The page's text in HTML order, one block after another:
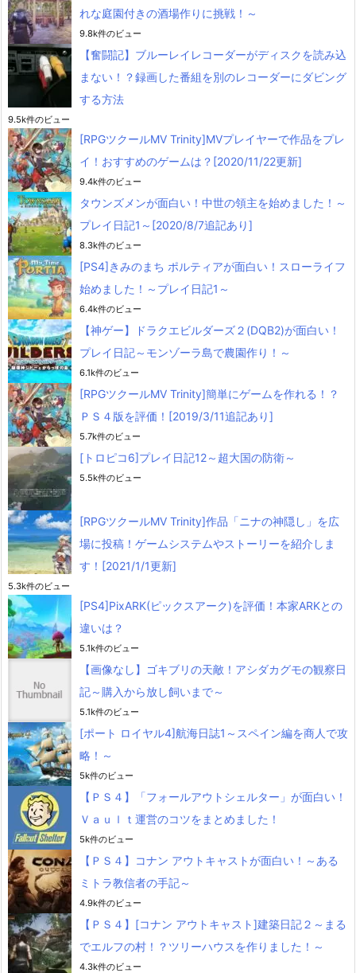
れな庭園付きの酒場作りに挑戦！～
9.8k件のビュー
【奮闘記】ブルーレイレコーダーがディスクを読み込
まない！？録画した番組を別のレコーダーにダビング
する方法
9.5k件のビュー
[RPGツクールMV Trinity]MVプレイヤーで作品をプレ
イ！おすすめのゲームは？[2020/11/22更新]
9.4k件のビュー
タウンズメンが面白い！中世の領主を始めました！～
プレイ日記1～[2020/8/7追記あり]
8.3k件のビュー
[PS4]きみのまち ポルティアが面白い！スローライフ
始めました！～プレイ日記1～
6.4k件のビュー
【神ゲー】ドラクエビルダーズ２(DQB2)が面白い！
プレイ日記～モンゾーラ島で農園作り！～
6.1k件のビュー
[RPGツクールMV Trinity]簡単にゲームを作れる！？
ＰＳ４版を評価！[2019/3/11追記あり]
5.7k件のビュー
[トロピコ6]プレイ日記12～超大国の防衛～
5.5k件のビュー
[RPGツクールMV Trinity]作品「ニナの神隠し」を広
場に投稿！ゲームシステムやストーリーを紹介しま
す！[2021/1/1更新]
5.3k件のビュー
[PS4]PixARK(ピックスアーク)を評価！本家ARKとの
違いは？
5.1k件のビュー
【画像なし】ゴキブリの天敵！アシダカグモの観察日
記～購入から放し飼いまで～
5.1k件のビュー
[ポート ロイヤル4]航海日誌1～スペイン編を商人で攻
略！～
5k件のビュー
【ＰＳ４】「フォールアウトシェルター」が面白い！
Ｖａｕｌｔ運営のコツをまとめました！
5k件のビュー
【ＰＳ４】コナン アウトキャストが面白い！～ある
ミトラ教信者の手記～
4.9k件のビュー
【ＰＳ４】[コナン アウトキャスト]建築日記２～まる
でエルフの村！？ツリーハウスを作りました！～
4.3k件のビュー